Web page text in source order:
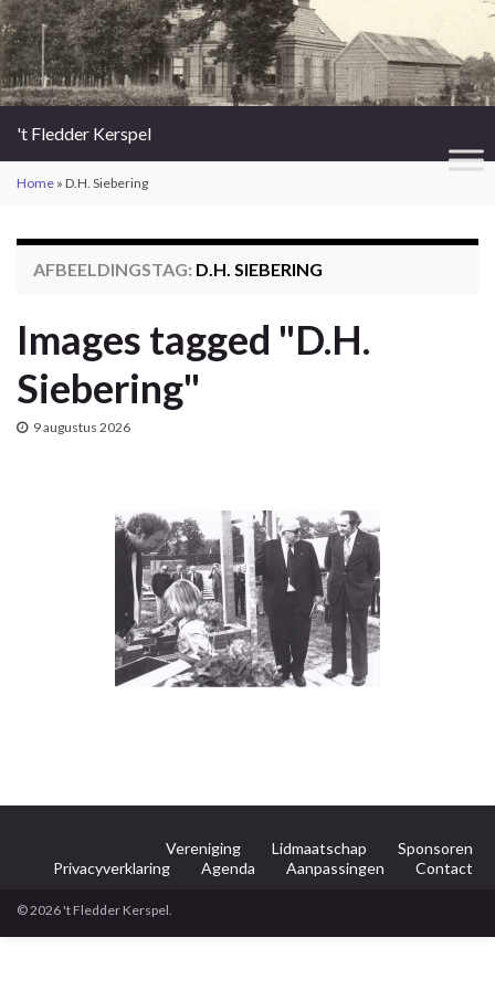
't Fledder Kerspel
Home » D.H. Siebering
AFBEELDINGSTAG: D.H. SIEBERING
Images tagged "D.H.
Siebering"
9 augustus 2026
Vereniging Lidmaatschap
Sponsoren
Privacyverklaring
Agenda Aanpassingen Contact
© 2026 't Fledder Kerspel.